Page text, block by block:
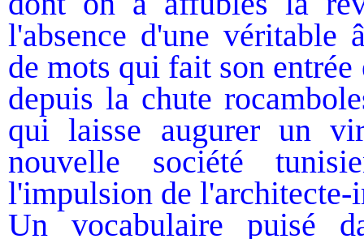
l'absence d'une véritable
de mots qui fait son
depuis la chute
qui laisse augurer un
nouvelle société
l'impulsion de l'architecte-
Un vocabulaire puisé